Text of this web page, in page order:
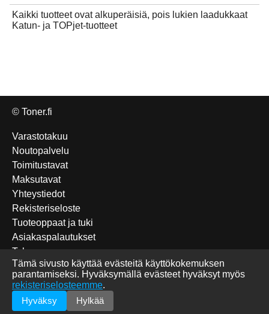
Kaikki tuotteet ovat alkuperäisiä, pois lukien laadukkaat
Katun- ja TOPjet-tuotteet
© Toner.fi
Varastotakuu
Noutopalvelu
Toimitustavat
Maksutavat
Yhteystiedot
Rekisteriseloste
Tuoteoppaat ja tuki
Asiakaspalautukset
Takuu
Edulliset Katun-tuotteet
Tulostettavat sudokut
Briefly in English
Tämä sivusto käyttää evästeitä käyttökokemuksen
parantamiseksi. Hyväksymällä evästeet hyväksyt myös
rekisteriselosteemme.
Hyväksy
Hylkää